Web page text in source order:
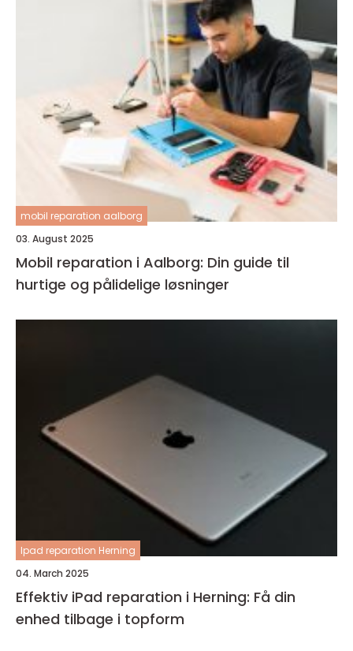
mobil reparation aalborg
03. August 2025
Mobil reparation i Aalborg: Din guide til
hurtige og pålidelige løsninger
Ipad reparation Herning
04. March 2025
Effektiv iPad reparation i Herning: Få din
enhed tilbage i topform